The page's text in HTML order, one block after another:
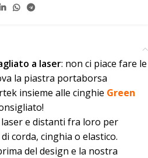
a laser: non ci piace fare le
la piastra portaborsa
insieme alle cinghie Green
e distanti fra loro per
corda, cinghia o elastico.
del design e la nostra